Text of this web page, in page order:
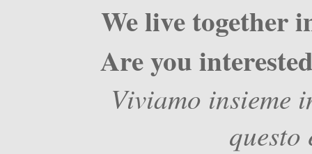
We live together
Are you
Viviamo insieme